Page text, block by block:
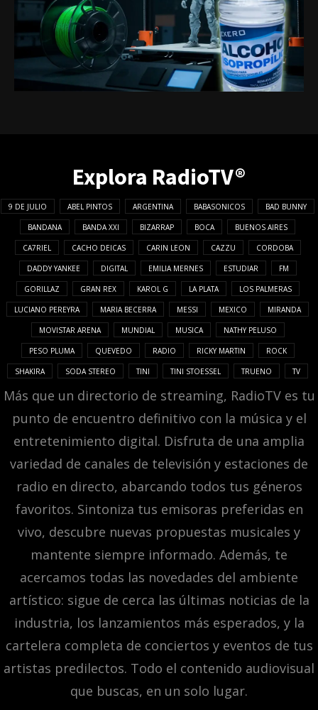
Explora RadioTV®
9 DE JULIO ABEL PINTOS ARGENTINA BABASONICOS BAD BUNNY
BANDANA BANDA XXI BIZARRAP BOCA BUENOS AIRES
CA7RIEL CACHO DEICAS CARIN LEON CAZZU CORDOBA
DADDY YANKEE DIGITAL EMILIA MERNES ESTUDIAR FM
GORILLAZ GRAN REX KAROL G LA PLATA LOS PALMERAS
LUCIANO PEREYRA MARIA BECERRA MESSI MEXICO MIRANDA
MOVISTAR ARENA MUNDIAL MUSICA NATHY PELUSO
PESO PLUMA QUEVEDO RADIO RICKY MARTIN ROCK
SHAKIRA SODA STEREO TINI TINI STOESSEL TRUENO TV
Más que un directorio de streaming, RadioTV es tu
punto de encuentro definitivo con la música y el
entretenimiento digital. Disfruta de una amplia
variedad de canales de televisión y estaciones de
radio en directo, abarcando todos tus géneros
favoritos. Sintoniza tus emisoras preferidas en
vivo, descubre nuevas propuestas musicales y
mantente siempre informado. Además, te
acercamos todas las novedades del ambiente
artístico: sigue de cerca las últimas noticias de la
industria, los lanzamientos más esperados, y la
cartelera completa de conciertos y eventos de tus
artistas predilectos. Todo el contenido audiovisual
que buscas, en un solo lugar.